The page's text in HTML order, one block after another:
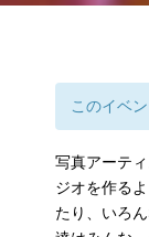
このイベ
写真アーテ
ジオを作る
たり、いろ